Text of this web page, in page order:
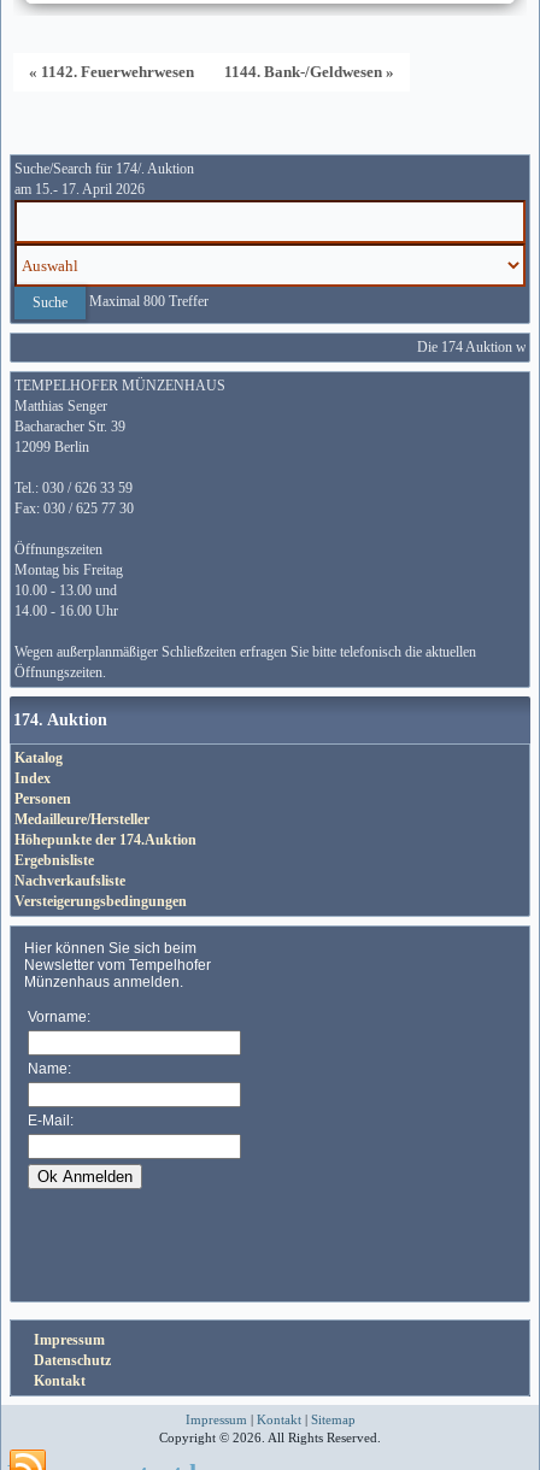
« 1142. Feuerwehrwesen 1144. Bank-/Geldwesen »
Suche/Search für 174/. Auktion
am 15.- 17. April 2026
Maximal 800 Treffer
Die 174 Auktion
TEMPELHOFER MÜNZENHAUS
Matthias Senger
Bacharacher Str. 39
12099 Berlin
Tel.: 030 / 626 33 59
Fax: 030 / 625 77 30
Öffnungszeiten
Montag bis Freitag
10.00 - 13.00 und
14.00 - 16.00 Uhr
Wegen außerplanmäßiger Schließzeiten erfragen Sie bitte telefonisch die aktuellen
Öffnungszeiten.
174. Auktion
Katalog
Index
Personen
Medailleure/Hersteller
Höhepunkte der 174.Auktion
Ergebnisliste
Nachverkaufsliste
Versteigerungsbedingungen
Impressum
Datenschutz
Kontakt
Impressum | Kontakt| Sitemap
Copyright © 2026. All Rights Reserved.